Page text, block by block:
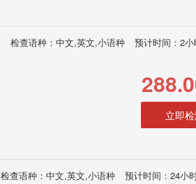
检查语种：中文,英文,小语种 预计时间：2
立即
检查语种：中文,英文,小语种 预计时间：24小